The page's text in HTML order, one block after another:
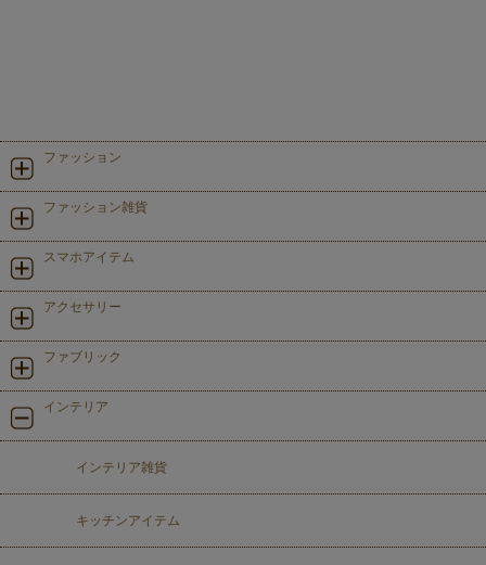
ファッション
ファッション雑貨
スマホアイテム
アクセサリー
ファブリック
インテリア
インテリア雑貨
キッチンアイテム